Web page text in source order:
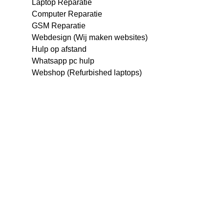
Laptop Reparatie
Computer Reparatie
GSM Reparatie
Webdesign (Wij maken websites)
Hulp op afstand
Whatsapp pc hulp
Webshop (Refurbished laptops)